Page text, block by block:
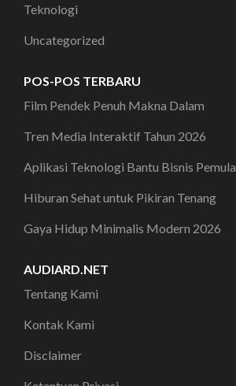
Teknologi
Uncategorized
POS-POS TERBARU
Film Pendek Penuh Makna Dalam
Tren Media Interaktif Tahun 2026
Aplikasi Teknologi Bantu Bisnis Pemula
Hiburan Sehat untuk Pikiran Tenang
Gaya Hidup Minimalis Modern 2026
AUDIARD.NET
Tentang Kami
Kontak Kami
Disclaimer